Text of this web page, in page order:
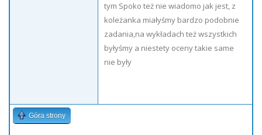
tym Spoko też nie wiadomo jak jest, z
koleżanka miałyśmy bardzo podobnie
zadania,na wykładach też wszystkich
byłyśmy a niestety oceny takie same
nie były
Góra strony